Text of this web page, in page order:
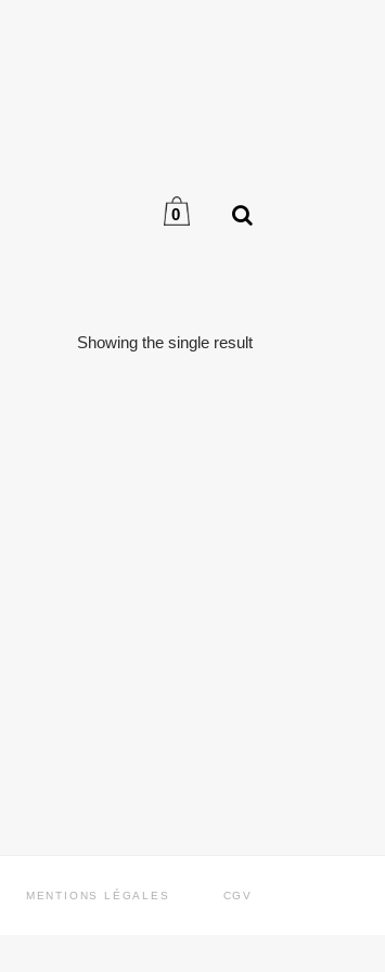
0
Showing the single result
MENTIONS LÉGALES CGV